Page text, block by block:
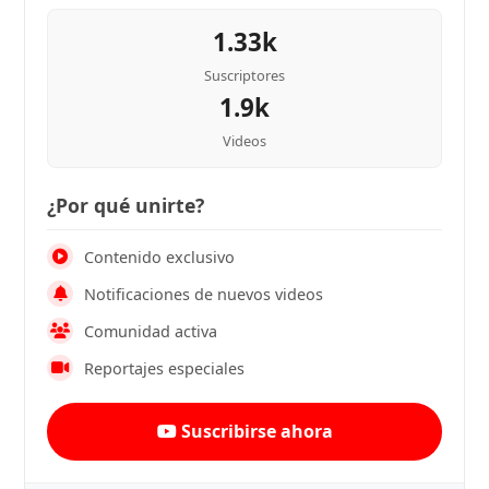
1.33k
Suscriptores
1.9k
Videos
¿Por qué unirte?
Contenido exclusivo
Notificaciones de nuevos videos
Comunidad activa
Reportajes especiales
Suscribirse ahora